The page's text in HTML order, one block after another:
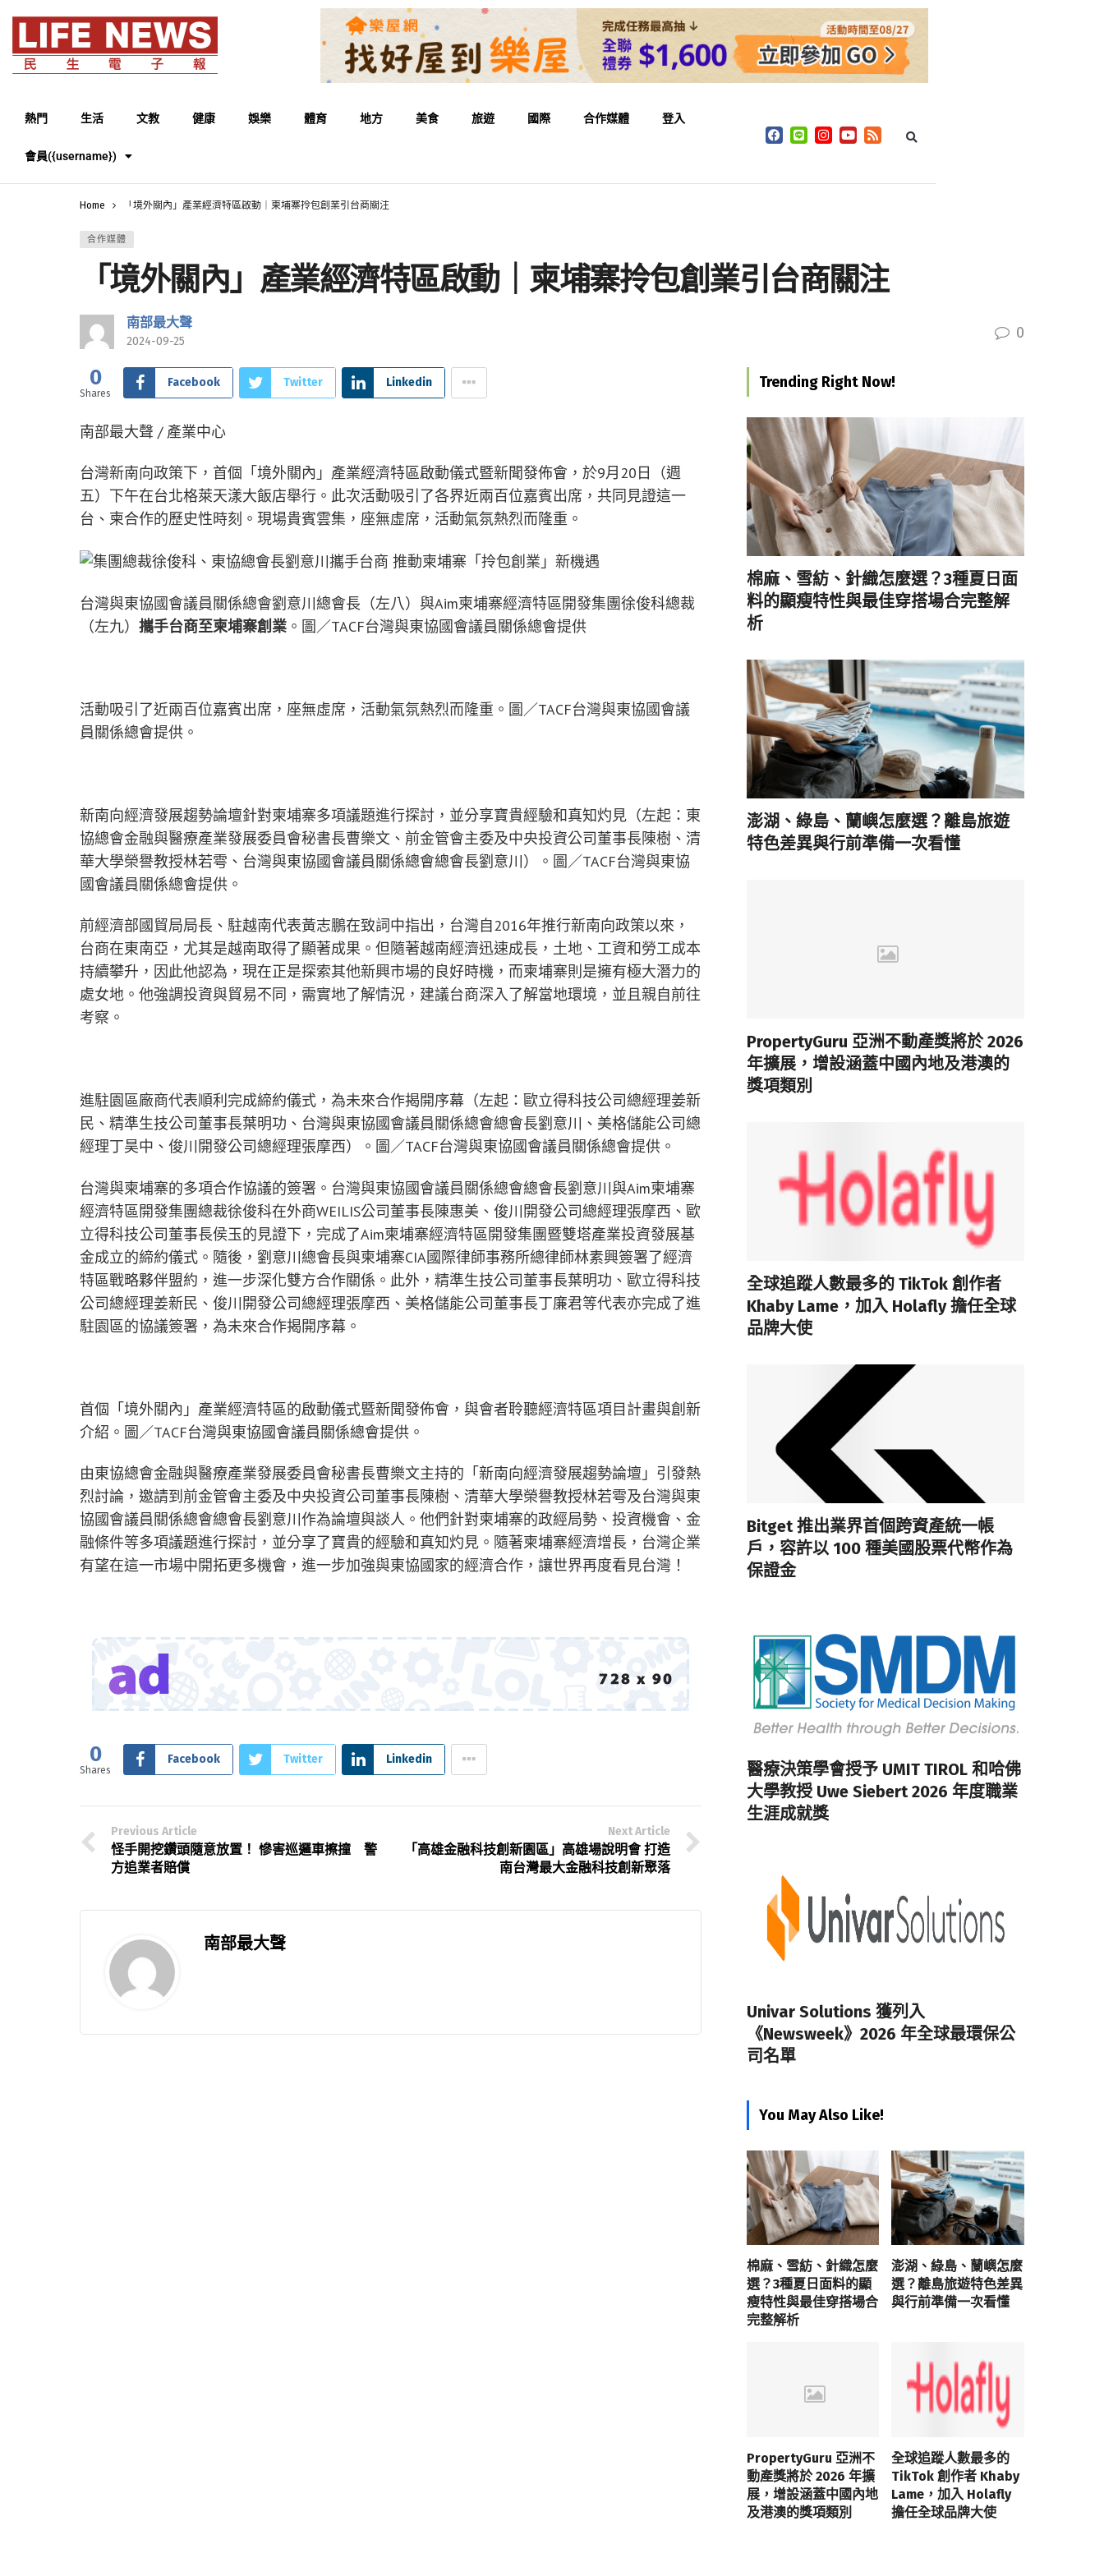
熱門 生活 文教 健康 娛樂 體育 地方 美食 旅遊 國際 合作媒體 登入
會員({username})
Home 「境外關內」產業經濟特區啟動｜柬埔寨拎包創業引台商關注
合作媒體
「境外關內」產業經濟特區啟動｜柬埔寨拎包創業引台商關注
南部最大聲
2024-09-25 0
0
Shares
Facebook Twitter Linkedin
南部最大聲 / 產業中心
台灣新南向政策下，首個「境外關內」產業經濟特區啟動儀式暨新聞發佈會，於9月20日（週
五）下午在台北格萊天漾大飯店舉行。此次活動吸引了各界近兩百位嘉賓出席，共同見證這一
台、柬合作的歷史性時刻。現場貴賓雲集，座無虛席，活動氣氛熱烈而隆重。
台灣與東協國會議員關係總會劉意川總會長（左八）與Aim柬埔寨經濟特區開發集團徐俊科總裁
（左九） 攜手台商至柬埔寨創業 。圖／TACF台灣與東協國會議員關係總會提供
活動吸引了近兩百位嘉賓出席，座無虛席，活動氣氛熱烈而隆重。圖／TACF台灣與東協國會議
員關係總會提供。
新南向經濟發展趨勢論壇針對柬埔寨多項議題進行探討，並分享寶貴經驗和真知灼見（左起：東
協總會金融與醫療產業發展委員會秘書長曹樂文、前金管會主委及中央投資公司董事長陳樹、清
華大學榮譽教授林若雩、台灣與東協國會議員關係總會總會長劉意川）。圖／TACF台灣與東協
國會議員關係總會提供。
前經濟部國貿局局長、駐越南代表黃志鵬在致詞中指出，台灣自2016年推行新南向政策以來，
台商在東南亞，尤其是越南取得了顯著成果。但隨著越南經濟迅速成長，土地、工資和勞工成本
持續攀升，因此他認為，現在正是探索其他新興市場的良好時機，而柬埔寨則是擁有極大潛力的
處女地。他強調投資與貿易不同，需實地了解情況，建議台商深入了解當地環境，並且親自前往
考察。
進駐園區廠商代表順利完成締約儀式，為未來合作揭開序幕（左起：歐立得科技公司總經理姜新
民、精準生技公司董事長葉明功、台灣與東協國會議員關係總會總會長劉意川、美格儲能公司總
經理丁昊中、俊川開發公司總經理張摩西）。圖／TACF台灣與東協國會議員關係總會提供。
台灣與柬埔寨的多項合作協議的簽署。台灣與東協國會議員關係總會總會長劉意川與Aim柬埔寨
經濟特區開發集團總裁徐俊科在外商WEILIS公司董事長陳惠美、俊川開發公司總經理張摩西、歐
立得科技公司董事長侯玉的見證下，完成了Aim柬埔寨經濟特區開發集團暨雙塔產業投資發展基
金成立的締約儀式。隨後，劉意川總會長與柬埔寨CIA國際律師事務所總律師林素興簽署了經濟
特區戰略夥伴盟約，進一步深化雙方合作關係。此外，精準生技公司董事長葉明功、歐立得科技
公司總經理姜新民、俊川開發公司總經理張摩西、美格儲能公司董事長丁廉君等代表亦完成了進
駐園區的協議簽署，為未來合作揭開序幕。
首個「境外關內」產業經濟特區的啟動儀式暨新聞發佈會，與會者聆聽經濟特區項目計畫與創新
介紹。圖／TACF台灣與東協國會議員關係總會提供。
由東協總會金融與醫療產業發展委員會秘書長曹樂文主持的「新南向經濟發展趨勢論壇」引發熱
烈討論，邀請到前金管會主委及中央投資公司董事長陳樹、清華大學榮譽教授林若雩及台灣與東
協國會議員關係總會總會長劉意川作為論壇與談人。他們針對柬埔寨的政經局勢、投資機會、金
融條件等多項議題進行探討，並分享了寶貴的經驗和真知灼見。隨著柬埔寨經濟增長，台灣企業
有望在這一市場中開拓更多機會，進一步加強與東協國家的經濟合作，讓世界再度看見台灣！
0
Shares
Facebook Twitter Linkedin
Previous Article
怪手開挖鑽頭隨意放置！ 慘害巡邏車擦撞 警
方追業者賠償
Next Article
「高雄金融科技創新園區」高雄場說明會 打造
南台灣最大金融科技創新聚落
南部最大聲
Trending Right Now!
棉麻、雪紡、針織怎麼選？3種夏日面
料的顯瘦特性與最佳穿搭場合完整解
析
澎湖、綠島、蘭嶼怎麼選？離島旅遊
特色差異與行前準備一次看懂
PropertyGuru 亞洲不動產獎將於 2026
年擴展，增設涵蓋中國內地及港澳的
獎項類別
全球追蹤人數最多的 TikTok 創作者
Khaby Lame，加入 Holafly 擔任全球
品牌大使
Bitget 推出業界首個跨資產統一帳
戶，容許以 100 種美國股票代幣作為
保證金
醫療決策學會授予 UMIT TIROL 和哈佛
大學教授 Uwe Siebert 2026 年度職業
生涯成就獎
Univar Solutions 獲列入
《Newsweek》2026 年全球最環保公
司名單
You May Also Like!
棉麻、雪紡、針織怎麼
選？3種夏日面料的顯
瘦特性與最佳穿搭場合
完整解析
澎湖、綠島、蘭嶼怎麼
選？離島旅遊特色差異
與行前準備一次看懂
PropertyGuru 亞洲不
動產獎將於 2026 年擴
展，增設涵蓋中國內地
及港澳的獎項類別
全球追蹤人數最多的
TikTok 創作者 Khaby
Lame，加入 Holafly
擔任全球品牌大使